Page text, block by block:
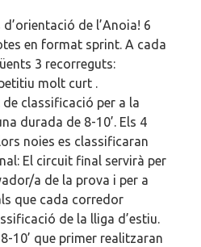
de l’Anoia! 6
en format sprint. A cada
3 recorreguts:
molt curt .
classificació per a la
durada de 8-10’. Els 4
noies es classificaran
El circuit final servirà per
a de la prova i per a
que cada corredor
de la lliga d’estiu.
10’ que primer realitzaran